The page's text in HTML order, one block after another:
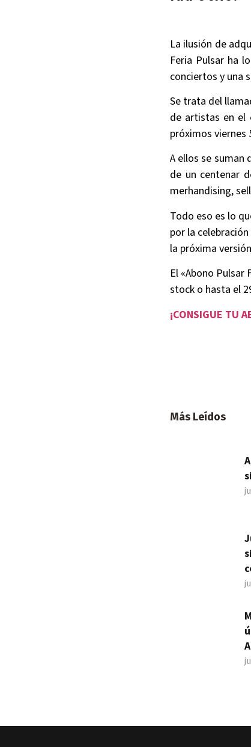
La ilusión de
Feria Pulsar ha
conciertos y una
Se trata del
de artistas en el
próximos viernes
A ellos se suman
de un centenar
merhandising,
Todo eso es lo
por la
la próxima
El «Abono
stock o hasta el
¡CONSIGUE TU
Más Leídos